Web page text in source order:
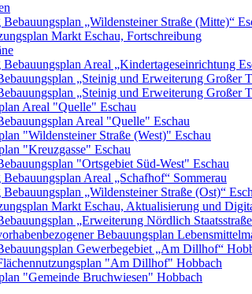
„Wildensteiner Straße (Mitte)“
Markt Eschau, Fortschreibung
Areal „Kindertageseinrichtung
„Steinig und Erweiterung Großer
„Steinig und Erweiterung Großer
Areal "Quelle" Eschau
Areal "Quelle" Eschau
"Wildensteiner Straße (West)" Eschau
"Kreuzgasse" Eschau
"Ortsgebiet Süd-West" Eschau
Areal „Schafhof“ Sommerau
„Wildensteiner Straße (Ost)“
Markt Eschau, Aktualisierung und
„Erweiterung Nördlich
Bebauungsplan
Gewerbegebiet „Am Dillhof“
"Am Dillhof" Hobbach
"Gemeinde Bruchwiesen" Hobbach